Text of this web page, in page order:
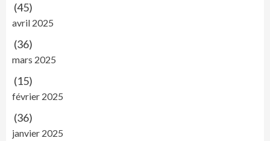
(45)
avril 2025
(36)
mars 2025
(15)
février 2025
(36)
janvier 2025